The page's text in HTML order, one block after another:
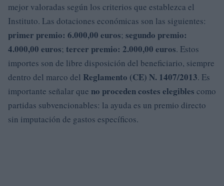
mejor valoradas según los criterios que establezca el
Instituto. Las dotaciones económicas son las siguientes:
primer premio: 6.000,00 euros; segundo premio:
4.000,00 euros; tercer premio: 2.000,00 euros. Estos
importes son de libre disposición del beneficiario, siempre
dentro del marco del Reglamento (CE) N. 1407/2013. Es
importante señalar que no proceden costes elegibles como
partidas subvencionables: la ayuda es un premio directo
sin imputación de gastos específicos.